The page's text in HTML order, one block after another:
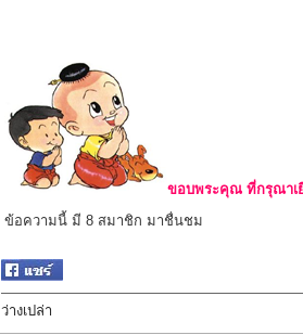
ขอบพระคุณ ที่กรุณาเ
ข้อความนี้ มี 8 สมาชิก มาชื่นชม
ว่างเปล่า